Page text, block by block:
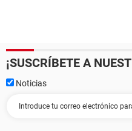
¡SUSCRÍBETE A
Noticias